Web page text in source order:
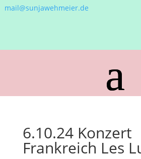
mail@sunjawehmeier.de
6.10.24 Konzert
Frankreich Les